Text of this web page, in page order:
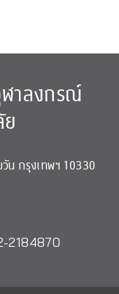
าลงกรณ์
น กรุงเทพฯ 10330
2184870